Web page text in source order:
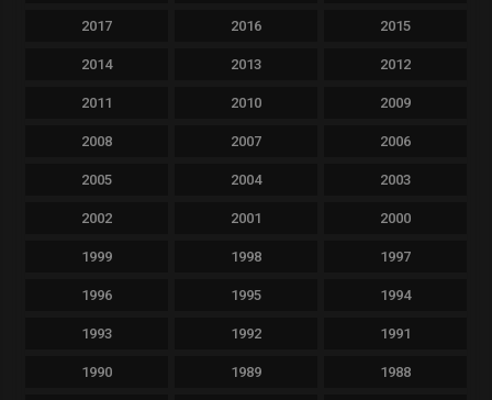
2017 2016 2015
2014 2013 2012
2011 2010 2009
2008 2007 2006
2005 2004 2003
2002 2001 2000
1999 1998 1997
1996 1995 1994
1993 1992 1991
1990 1989 1988